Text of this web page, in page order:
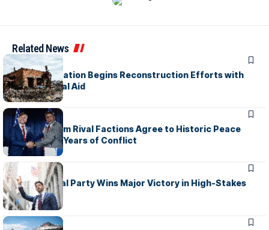
Related News
WORLD
War-Torn Nation Begins Reconstruction Efforts with
International Aid
WORLD
Leaders from Rival Factions Agree to Historic Peace
Talks After Years of Conflict
WORLD
New Political Party Wins Major Victory in High-Stakes
Election
WORLD